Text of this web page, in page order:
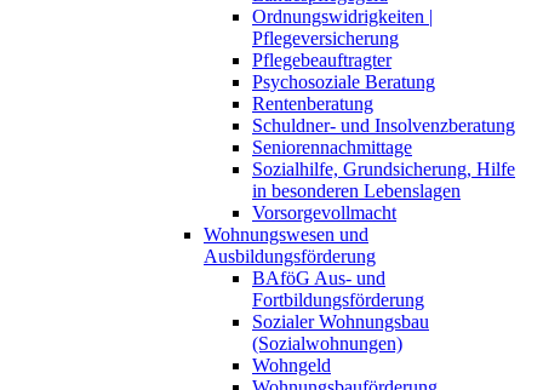
Ordnungswidrigkeiten |
Pflegeversicherung
Pflegebeauftragter
Psychosoziale Beratung
Rentenberatung
Schuldner- und Insolvenzberatung
Seniorennachmittage
Sozialhilfe, Grundsicherung, Hilfe
in besonderen Lebenslagen
Vorsorgevollmacht
Wohnungswesen und
Ausbildungsförderung
BAföG Aus- und
Fortbildungsförderung
Sozialer Wohnungsbau
(Sozialwohnungen)
Wohngeld